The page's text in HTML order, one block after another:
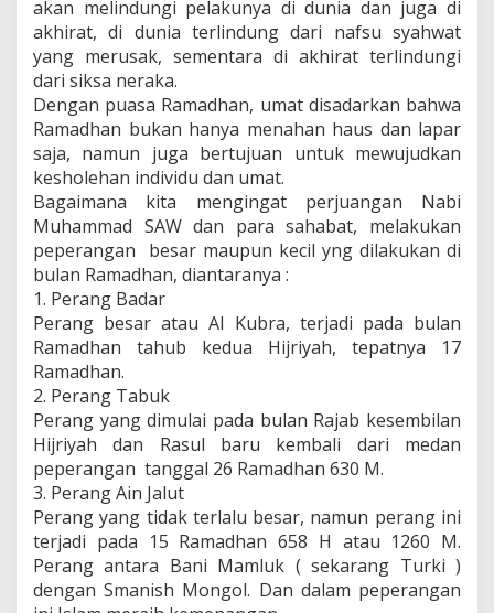
akan melindungi pelakunya di dunia dan juga di
akhirat, di dunia terlindung dari nafsu syahwat
yang merusak, sementara di akhirat terlindungi
dari siksa neraka.
Dengan puasa Ramadhan, umat disadarkan bahwa
Ramadhan bukan hanya menahan haus dan lapar
saja, namun juga bertujuan untuk mewujudkan
kesholehan individu dan umat.
Bagaimana kita mengingat perjuangan Nabi
Muhammad SAW dan para sahabat, melakukan
peperangan besar maupun kecil yng dilakukan di
bulan Ramadhan, diantaranya :
1. Perang Badar
Perang besar atau Al Kubra, terjadi pada bulan
Ramadhan tahub kedua Hijriyah, tepatnya 17
Ramadhan.
2. Perang Tabuk
Perang yang dimulai pada bulan Rajab kesembilan
Hijriyah dan Rasul baru kembali dari medan
peperangan tanggal 26 Ramadhan 630 M.
3. Perang Ain Jalut
Perang yang tidak terlalu besar, namun perang ini
terjadi pada 15 Ramadhan 658 H atau 1260 M.
Perang antara Bani Mamluk ( sekarang Turki )
dengan Smanish Mongol. Dan dalam peperangan